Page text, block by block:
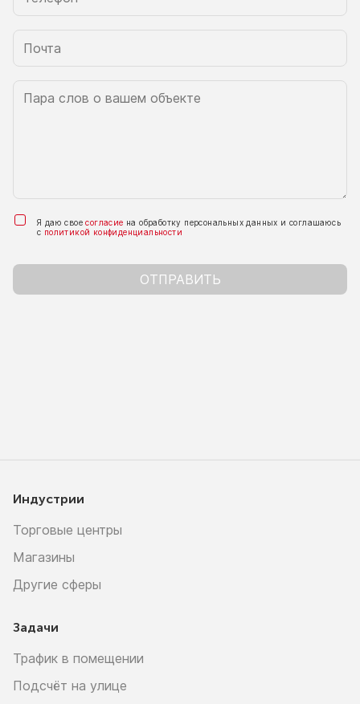
Я даю своесогласие на обработку персональных данных и соглашаюсь
с политикой конфиденциальности
ОТПРАВИТЬ
Индустрии
Торговые центры
Магазины
Другие сферы
Задачи
Трафик в помещении
Подсчёт на улице